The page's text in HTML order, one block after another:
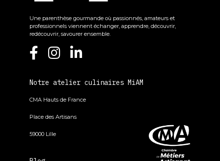
Une parenthèse gourmande où passionnés, amateurs et
professionnels viennent échanger, apprendre, découvrir,
redécouvrir, savourer ensemble.
Notre atelier culinaires MiAM
CMA Hauts de France
Place des Artisans
59000 Lille